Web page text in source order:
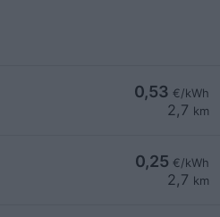
0,53 €/kWh
2,7 km
0,25 €/kWh
2,7 km